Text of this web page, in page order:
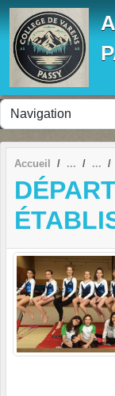
Accueil
Panneau de